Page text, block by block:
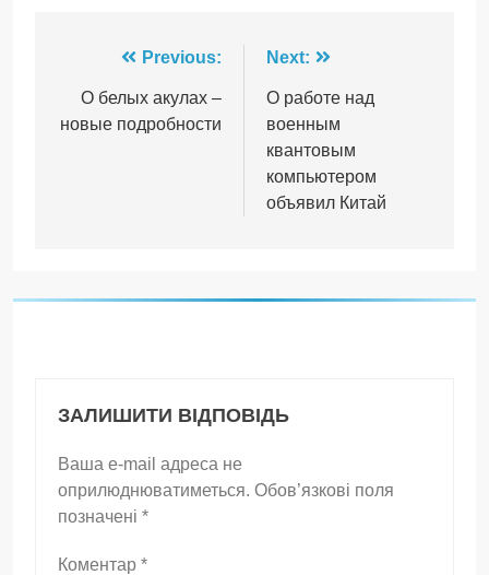
Навігація
записів
Previous:
О белых акулах –
новые подробности
Next:
О работе над
военным
квантовым
компьютером
объявил Китай
ЗАЛИШИТИ ВІДПОВІДЬ
Ваша e-mail адреса не
оприлюднюватиметься. Обов’язкові поля
позначені *
Коментар *